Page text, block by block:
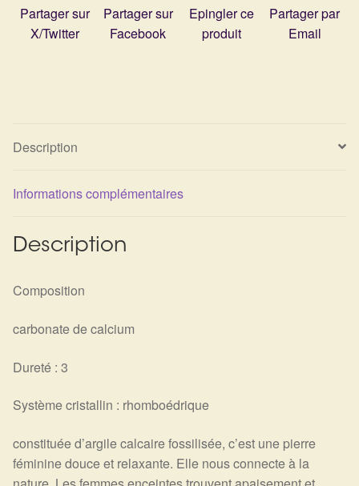
Détails du compte
Partager sur
X/Twitter
Partager sur
Facebook
Epingler ce
produit
Partager par
Email
Description
Informations complémentaires
Description
Composition
carbonate de calcium
Dureté : 3
Système cristallin : rhomboédrique
constituée d’argile calcaire fossilisée, c’est une pierre
féminine douce et relaxante. Elle nous connecte à la